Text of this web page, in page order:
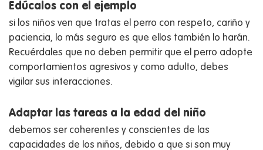
Edúcalos con el ejemplo
si los niños ven que tratas el perro con respeto, cariño y
paciencia, lo más seguro es que ellos también lo harán.
Recuérdales que no deben permitir que el perro adopte
comportamientos agresivos y como adulto, debes
vigilar sus interacciones.
Adaptar las tareas a la edad del niño
debemos ser coherentes y conscientes de las
capacidades de los niños, debido a que si son muy